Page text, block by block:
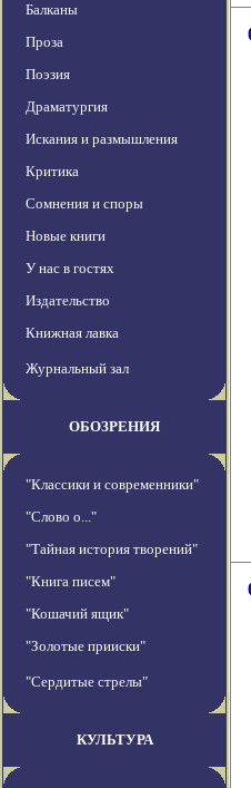
Балканы
Проза
Поэзия
Драматургия
Искания и размышления
Критика
Сомнения и споры
Новые книги
У нас в гостях
Издательство
Книжная лавка
Журнальный зал
ОБОЗРЕНИЯ
"Классики и современники"
"Слово о..."
"Тайная история творений"
"Книга писем"
"Кошачий ящик"
"Золотые прииски"
"Сердитые стрелы"
КУЛЬТУРА